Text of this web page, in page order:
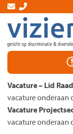
Skip
the
content
Vacature – Lid
vacature onderaan
Vacature
vacature onderaan